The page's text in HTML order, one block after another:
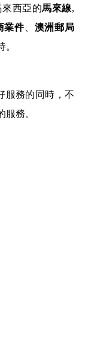
來西亞的馬來線,
業件、 澳洲郵局
服務的同時，不
務。